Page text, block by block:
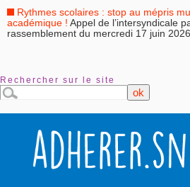
Rythmes scolaires : stop au mépris
académique ! Appel de l’intersyndicale
rassemblement du mercredi 17 juin 2026
Rechercher sur le site